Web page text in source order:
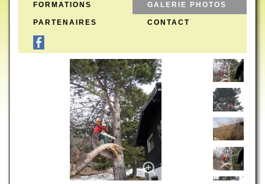
FORMATIONS GALERIE PHOTOS
PARTENAIRES CONTACT